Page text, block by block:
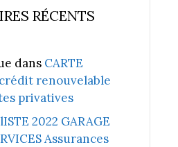
RÉCENTS
dans CARTE
renouvelable
privatives
lISTE 2022 GARAGE
Assurances